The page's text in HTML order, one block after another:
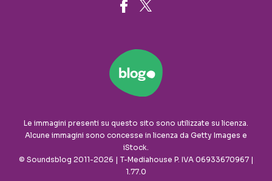
Le immagini presenti su questo sito sono utilizzate su licenza.
Alcune immagini sono concesse in licenza da Getty Images e
iStock.
© Soundsblog 2011-2026 | T-Mediahouse P. IVA 06933670967 |
1.77.0